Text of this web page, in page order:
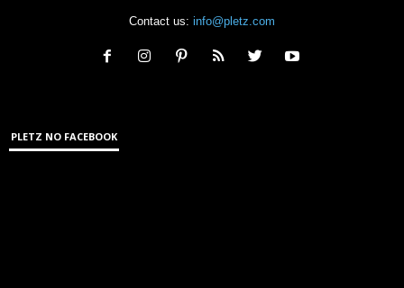
Contact us: info@pletz.com
PLETZ NO FACEBOOK